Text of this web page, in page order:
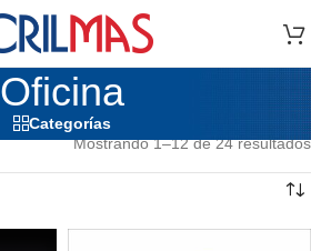
Oficina
Categorías
Mostrando 1–12 de 24 resultados